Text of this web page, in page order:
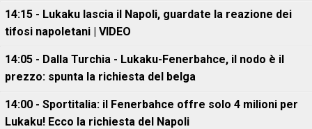
14:15 - Lukaku lascia il Napoli, guardate la reazione dei
tifosi napoletani | VIDEO
14:05 - Dalla Turchia - Lukaku-Fenerbahce, il nodo è il
prezzo: spunta la richiesta del belga
14:00 - Sportitalia: il Fenerbahce offre solo 4 milioni per
Lukaku! Ecco la richiesta del Napoli